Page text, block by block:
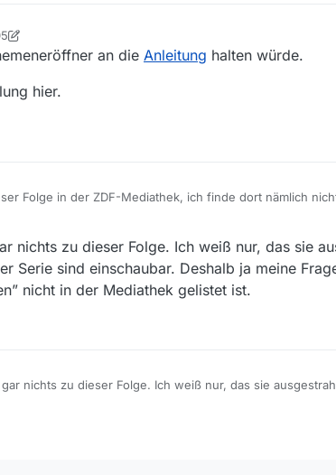
an die Anleitung halten würde.
hier.
Folge in der ZDF-Mediathek, ich finde dort nämlich
nichts zu dieser Folge. Ich weiß nur, das sie
Serie sind einschaubar. Deshalb ja meine
nicht in der Mediathek gelistet ist.
nichts zu dieser Folge. Ich weiß nur, das sie
gelistet ist.